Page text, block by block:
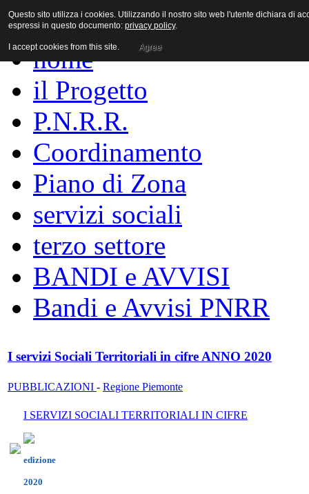
home
il Progetto
P.N.R.R.
Coordinamento
Piano di Zona
servizi sociali
terzo settore
BANDI e AVVISI
Bandi e Avvisi PNRR
I servizi Sociali Territoriali in cifre ANNO 2020
PUBBLICAZIONI - Regione Piemonte
I SERVIZI SOCIALI TERRITORIALI IN CIFRE
edizione
2020
Questo sito utilizza i cookies. Utilizzando il nostro sito web l'utente dichiara di
espressi in questo documento: privacy policy.
I accept cookies from this site. Agree